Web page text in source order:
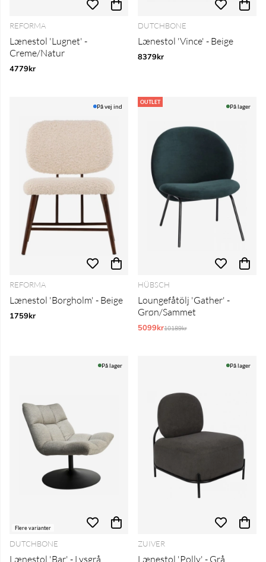
REFORMA
Lænestol 'Lugnet' -
Creme/Natur
4779kr
DUTCHBONE
Lænestol 'Vince' - Beige
8379kr
På vej ind
REFORMA
Lænestol 'Borgholm' - Beige
1759kr
OUTLET
På lager
HÜBSCH
Loungefåtölj 'Gather' -
Grøn/Sammet
5099krNormalpris:
10189kr
Flere varianter
På lager
DUTCHBONE
Lænestol 'Bar' - Lysgrå
På lager
ZUIVER
Lænestol 'Polly' - Grå